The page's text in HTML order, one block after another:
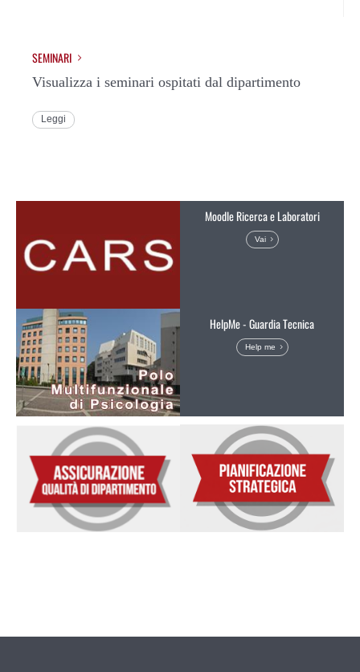
SEMINARI
Visualizza i seminari ospitati dal dipartimento
Leggi
Moodle Ricerca e Laboratori
Vai
HelpMe - Guardia Tecnica
Help me